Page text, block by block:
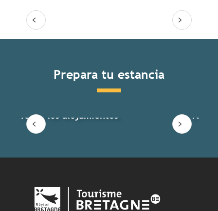
Prepara tu estancia
Todos los alojamientos